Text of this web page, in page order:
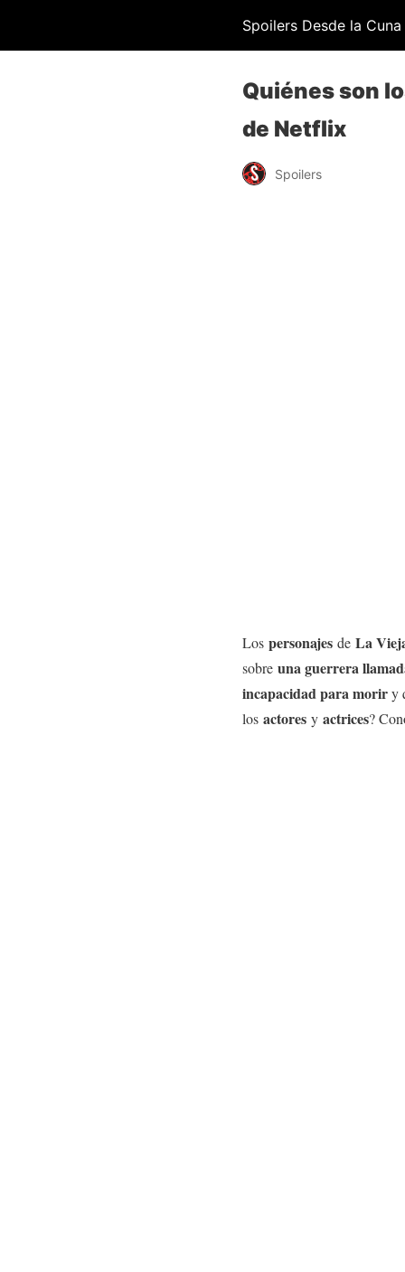
Spoilers Desde la Cuna
Quiénes son
de Netflix
Spoilers
Los personajes de La
sobre una guerrera
incapacidad para moriry
los actores y actrices?